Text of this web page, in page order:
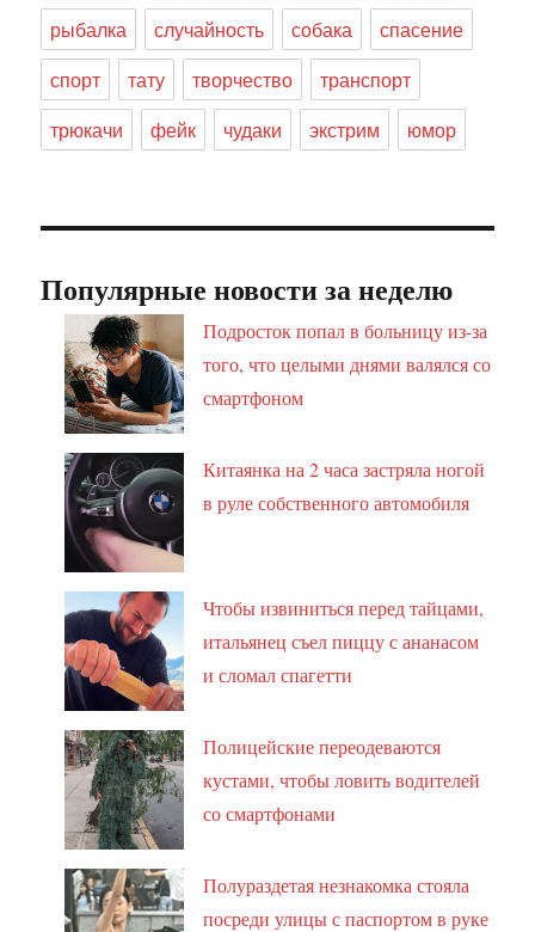
рыбалка
случайность собака
спасение
спорт
тату творчество
транспорт
трюкачи
фейк чудаки экстрим юмор
Популярные новости за неделю
Подросток попал в больницу из-за
того, что целыми днями валялся со
смартфоном
Китаянка на 2 часа застряла ногой
в руле собственного автомобиля
Чтобы извиниться перед тайцами,
итальянец съел пиццу с ананасом
и сломал спагетти
Полицейские переодеваются
кустами, чтобы ловить водителей
со смартфонами
Полураздетая незнакомка стояла
посреди улицы с паспортом в руке